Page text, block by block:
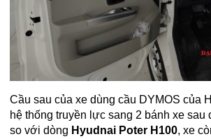
Cầu sau của xe dùng cầu DYMOS của
hệ thống truyền lực sang 2 bánh xe
so với dòng Hyudnai Poter H100, xe